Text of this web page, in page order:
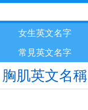
女生英文名字
常見英文名字
胸肌英文名稱